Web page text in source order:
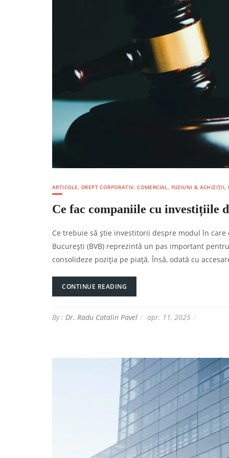
ARTICOLE, DREPT CORPORATIV, COMERCIAL, FUZIUNI & ACHIZIȚII,
Ce fac companiile cu investițiile
Ce trebuie să știe investitorii despre modul în
București (BVB) reprezintă un pas important
consolideze poziția pe piață. Însă, odată cu
CONTINUE READING
By : Dr. Radu Catalin Pavel apr. 11, 2025